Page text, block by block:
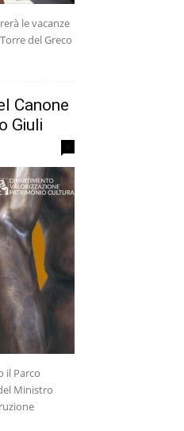
le vacanze
del Greco
Canone
Giuli
il Parco
Ministro